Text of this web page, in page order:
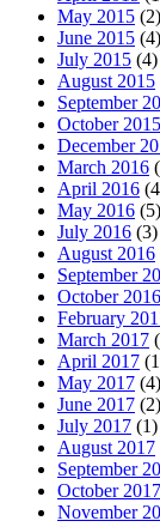
May 2015 (2)
June 2015 (4)
July 2015 (4)
August 2015
September
October 2015
December
March 2016
April 2016
May 2016 (5)
July 2016 (3)
August 2016
September
October 2016
February
March 2017
April 2017
May 2017 (4)
June 2017 (2)
July 2017 (1)
August 2017
September
October 2017
November